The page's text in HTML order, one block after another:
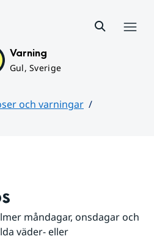
Varning
Gul, Sverige
och varningar
måndagar, onsdagar och
väder- eller